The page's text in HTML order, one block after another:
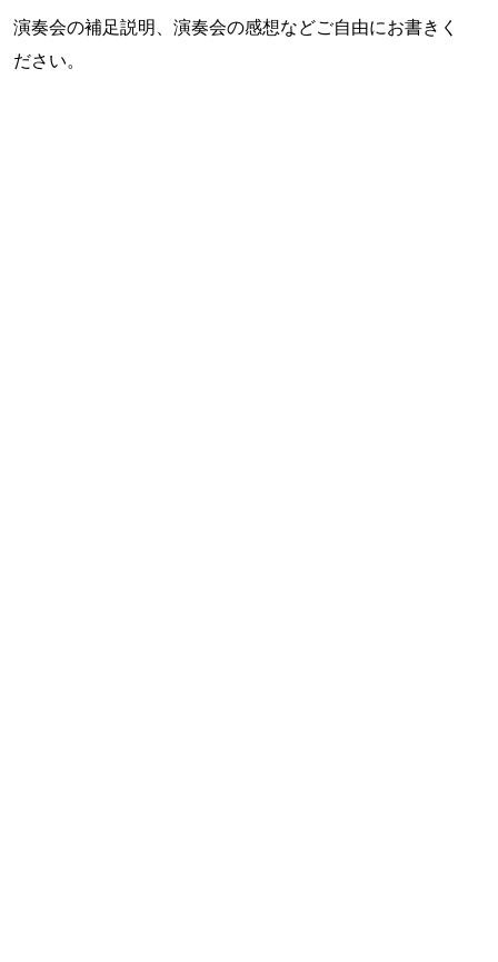
演奏会の補足説明、演奏会の感想などご自由にお書きく
ださい。